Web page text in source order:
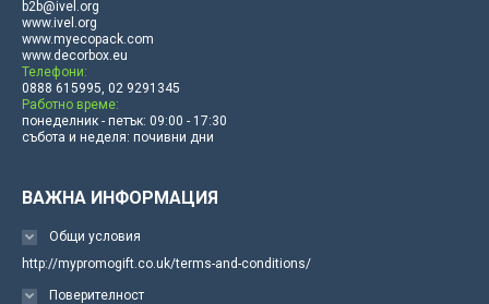
b2b@ivel.org
www.ivel.org
www.myecopack.com
www.decorbox.eu
Телефони:
0888 615995, 02 9291345
Работно време:
понеделник - петък: 09:00 - 17:30
събота и неделя: почивни дни
ВАЖНА ИНФОРМАЦИЯ
Общи условия
http://mypromogift.co.uk/terms-and-conditions/
Поверителност